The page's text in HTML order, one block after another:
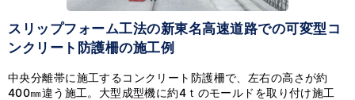
スリップフォーム工法の新東名高速道路での可変型コ
ンクリート防護柵の施工例
中央分離帯に施工するコンクリート防護柵で、左右の高さが約
400㎜違う施工。大型成型機に約4 ｔのモールドを取り付け施工